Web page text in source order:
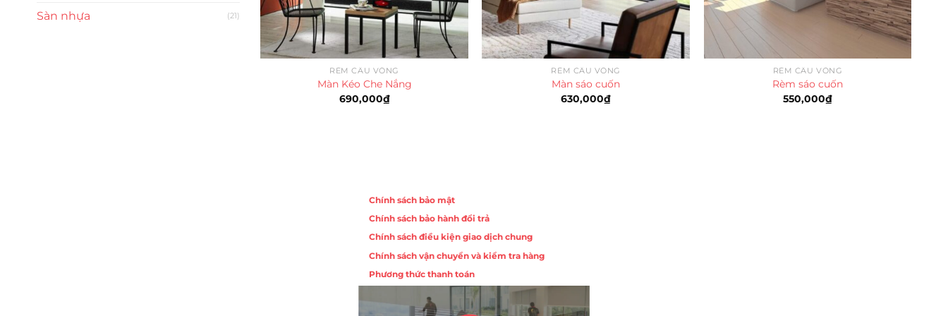
Sàn nhựa (21)
RÈM CẦU VỒNG
Màn Kéo Che Nắng
690,000₫
RÈM CẦU VỒNG
Màn sáo cuốn
630,000₫
RÈM CẦU VỒNG
Rèm sáo cuốn
550,000₫
Chính sách bảo mật
Chính sách bảo hành đổi trả
Chính sách điều kiện giao dịch chung
Chính sách vận chuyển và kiểm tra hàng
Phương thức thanh toán